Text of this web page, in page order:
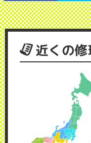
近くの